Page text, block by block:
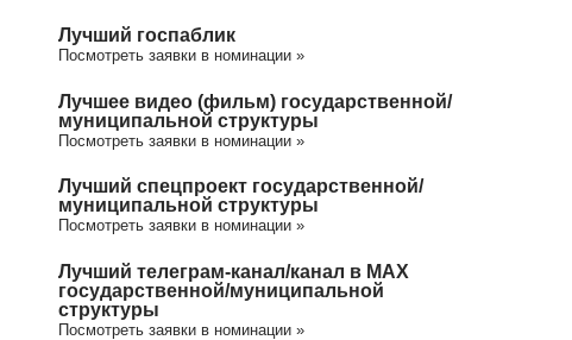
Лучший госпаблик
Посмотреть заявки в номинации »
Лучшее видео (фильм) государственной/
муниципальной структуры
Посмотреть заявки в номинации »
Лучший спецпроект государственной/
муниципальной структуры
Посмотреть заявки в номинации »
Лучший телеграм-канал/канал в МАХ
государственной/муниципальной
структуры
Посмотреть заявки в номинации »